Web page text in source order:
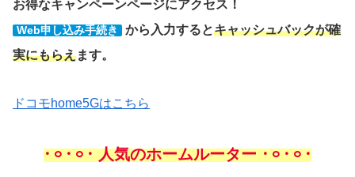
お得なキャンペーンページにアクセス！
Web申し込み手続き から入力するとキャッシュバックが確
実にもらえます。
ドコモhome5Gはこちら
𐄁𐄙𐄁𐄙𐄁 人気のホームルーター 𐄁𐄙𐄁𐄙𐄁